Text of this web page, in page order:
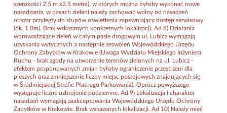
szerokości 2.5 m x2.5 metra), w których można byłoby wykonać nowe
nasadzania, w pasach zieleni należy zachować wolny od nasadzeń
obszar przyległy do słupów oświetlenia zapewniający dostęp serwisowy
(ok. 1.0m). Brak wskazanych konkretnych lokalizacji. Ad 8) Działania
wprowadzające zieleń w całym pasie drogowym ul. Lubicz wymagają
uzyskania wytycznych a następnie zezwoleń Wojewódzkiego Urzędu
Ochrony Zabytków w Krakowie (Uwaga Wydziału Miejskiego Inżyniera
Ruchu - brak zgody na utworzenie terenów zielonych na ul. Lubicz -
efektem proponowanych zmian byłoby ograniczenie przestrzeni dla
pieszych oraz zmniejszenie liczby miejsc postojowych znajdujących się
w Śródmiejskiej Strefie Płatnego Parkowania). Oprócz powyższego
występuje liczne uzbrojenie podziemne. Ad 9) Lokalizacja i charakter
nasadzeń wymagają zaakceptowania Wojewódzkiego Urzędu Ochrony
Zabytków w Krakowie. Brak wskazanych lokalizacji. Ad 10) Należy mieć